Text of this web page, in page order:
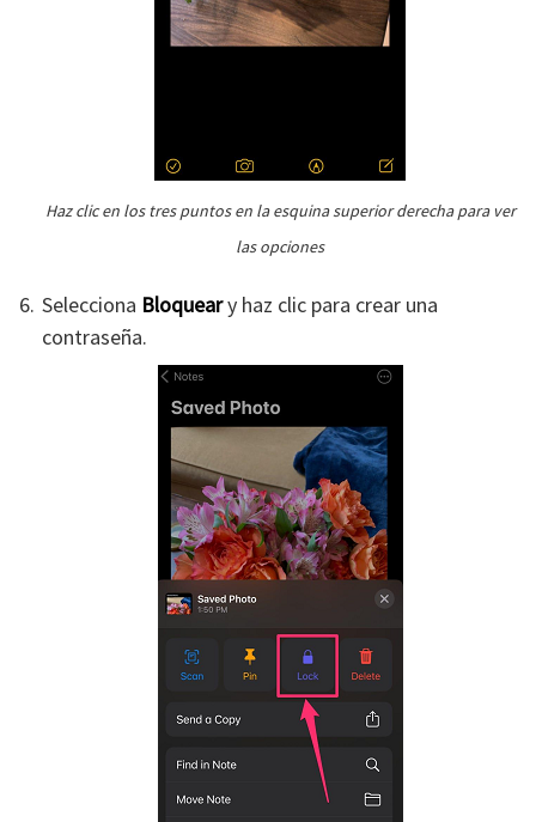
Haz clic en los tres puntos en la esquina superior derecha para ver
las opciones
Selecciona Bloqueary haz clic para crear una
contraseña.